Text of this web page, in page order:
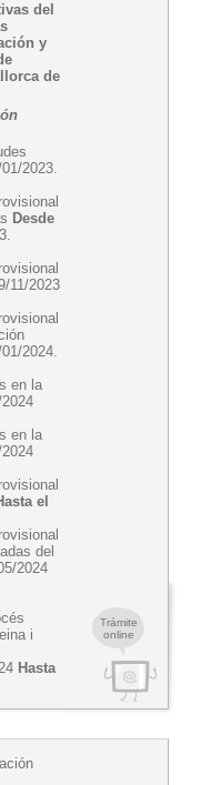
Trámite
online
del
y
de
2023.
Desde
11/2023
2024.
en la
en la
el
del
2024
i
Hasta